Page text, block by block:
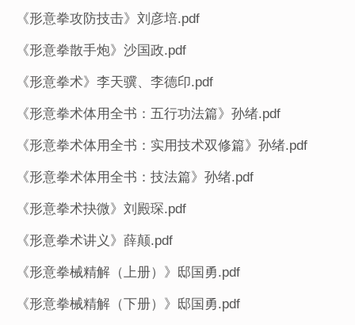
《形意拳攻防技击》刘彦培.pdf
《形意拳散手炮》沙国政.pdf
《形意拳术》李天骥、李德印.pdf
《形意拳术体用全书：五行功法篇》孙绪.pdf
《形意拳术体用全书：实用技术双修篇》孙绪.pdf
《形意拳术体用全书：技法篇》孙绪.pdf
《形意拳术抉微》刘殿琛.pdf
《形意拳术讲义》薛颠.pdf
《形意拳械精解（上册）》邸国勇.pdf
《形意拳械精解（下册）》邸国勇.pdf